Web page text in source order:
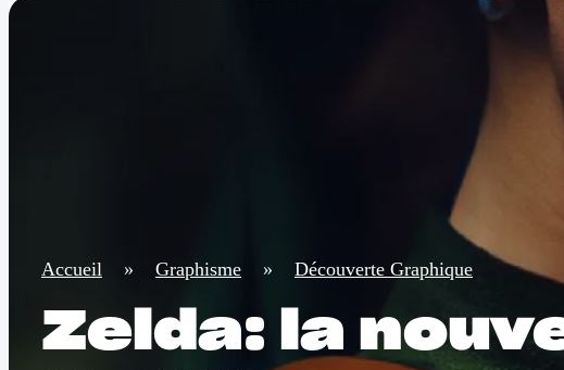
Accueil » Graphisme » Découverte Graphique
Zelda: la